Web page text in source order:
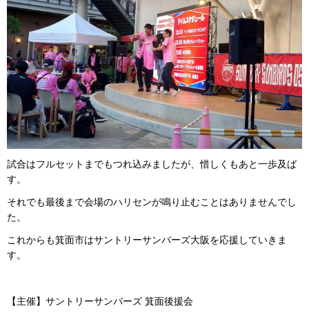
試合はフルセットまでもつれ込みましたが、惜しくもあと一歩及ば
す。
それでも最後まで会場のハリセンが鳴り止むことはありませんでし
た。
これからも箕面市はサントリーサンバーズ大阪を応援していきま
す。
【主催】サントリーサンバーズ 箕面後援会